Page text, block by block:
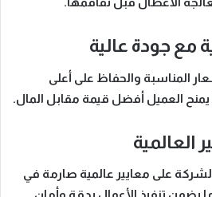
مع جودة عالية
المناسبة والحفاظ على أعلى
العميل أفضل قيمة مقابل المال.
العالمية
على معايير عالمية صارمة في